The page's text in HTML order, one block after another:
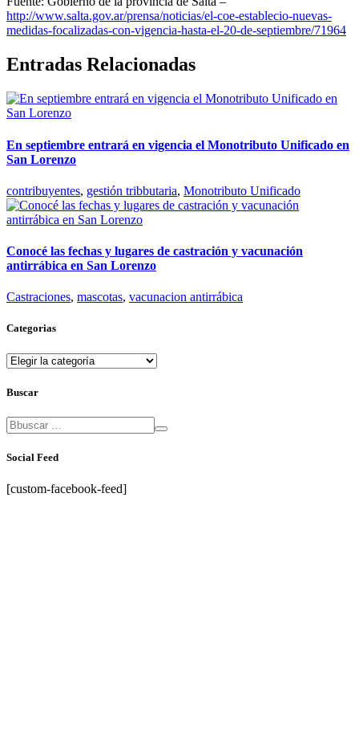
http://www.salta.gov.ar/prensa/noticias/el-coe-establecio-nuevas-
medidas-focalizadas-con-vigencia-hasta-el-20-de-septiembre/71964
Entradas Relacionadas
En septiembre entrará en vigencia el Monotributo Unificado en
San Lorenzo
contribuyentes, gestión tribbutaria, Monotributo Unificado
Conocé las fechas y lugares de castración y vacunación
antirrábica en San Lorenzo
Castraciones, mascotas, vacunacion antirrábica
Categorias
Categorias
Buscar
Social Feed
[custom-facebook-feed]